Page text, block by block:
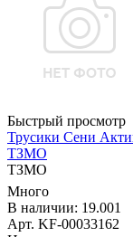
Быстрый просмотр
Трусики Сени
ТЗМО
ТЗМО
Много
В наличии: 19.001
Арт. KF-00033162